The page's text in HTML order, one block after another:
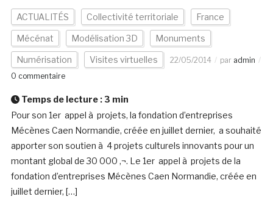
ACTUALITÉS Collectivité territoriale France
Mécénat Modélisation 3D Monuments
Numérisation Visites virtuelles 22/05/2014 par admin
0 commentaire
Temps de lecture : 3 min
Pour son 1er appel à projets, la fondation d’entreprises
Mécènes Caen Normandie, créée en juillet dernier, a souhaité
apporter son soutien à 4 projets culturels innovants pour un
montant global de 30 000 ‚¬. Le 1er appel à projets de la
fondation d’entreprises Mécènes Caen Normandie, créée en
juillet dernier, […]